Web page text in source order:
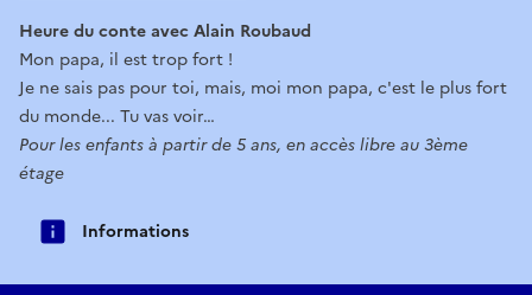
Heure du conte avec Alain Roubaud
Mon papa, il est trop fort !
Je ne sais pas pour toi, mais, moi mon papa, c'est le plus fort
du monde... Tu vas voir…
Pour les enfants à partir de 5 ans, en accès libre au 3ème
étage
Informations